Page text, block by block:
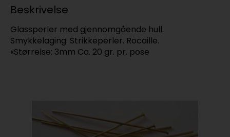
Beskrivelse
Glassperler med gjennomgående hull.
Smykkelaging. Strikkeperler. Rocaille.
«Størrelse: 3mm Ca. 20 gr. pr. pose